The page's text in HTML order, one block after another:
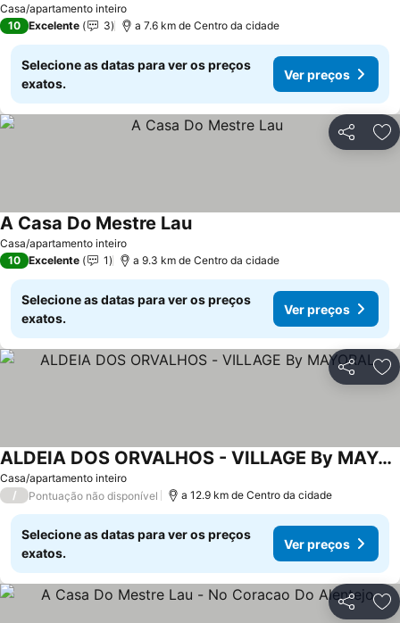
Casa/apartamento inteiro
10 Excelente 3 a 7.6 km de Centro da cidade
Selecione as datas para ver os preços
exatos.
Ver preços
Partilhar
Casa/apartamento inteiro
A Casa Do Mestre Lau
10 Excelente 1 a 9.3 km de Centro da cidade
Selecione as datas para ver os preços
exatos.
Ver preços
Partilhar
Casa/apartamento inteiro
ALDEIA DOS ORVALHOS - VILLAGE By MAYORAL
/ Pontuação não disponível a 12.9 km de Centro da cidade
Selecione as datas para ver os preços
exatos.
Ver preços
Partilhar